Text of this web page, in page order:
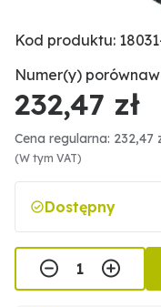
Kod produktu:
Numer(y)
232,47 zł
Cena regularna: 232,47
(W tym VAT)
Dostępny